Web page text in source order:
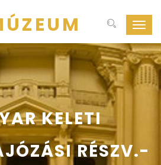
ki-
be
KELETI
RÉSZV.-